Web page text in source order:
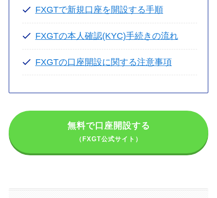
FXGTで新規口座を開設する手順
FXGTの本人確認(KYC)手続きの流れ
FXGTの口座開設に関する注意事項
無料で口座開設する
（FXGT公式サイト）